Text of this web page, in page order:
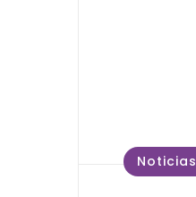
Noticias